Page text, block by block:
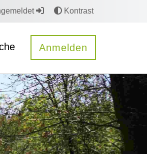
Kontrast
Anmelden